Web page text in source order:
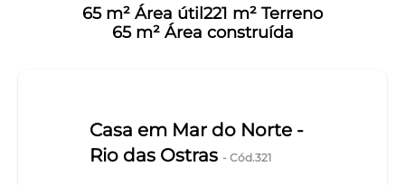
65 m² Área útil 221 m² Terreno
65 m² Área construída
Casa em Mar do Norte -
Rio das Ostras - Cód.321